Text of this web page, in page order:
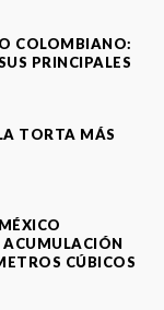
COLOMBIANO:
PRINCIPALES
TORTA MÁS
CÚBICOS